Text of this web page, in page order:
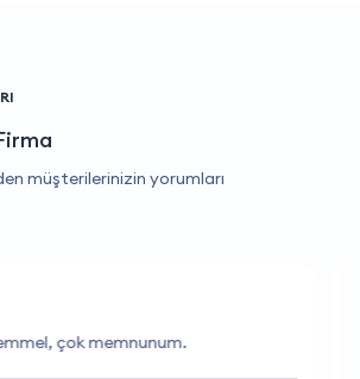
müşterilerinizin yorumları
yardımcı oluyorlar.